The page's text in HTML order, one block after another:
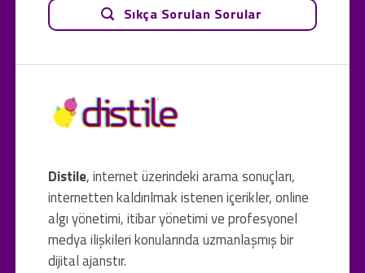
Distile, internet üzerindeki arama sonuçları,
internetten kaldırılmak istenen içerikler, online
algı yönetimi, itibar yönetimi ve profesyonel
medya ilişkileri konularında uzmanlaşmış bir
dijital ajanstır.
Sıkça Sorulan Sorular